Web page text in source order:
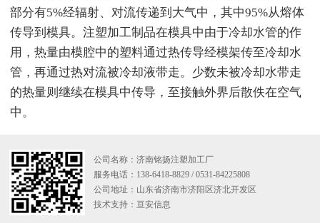
部分有5%经辐射、对流传递到大气中，其中95%从熔体
传导到模具。注塑加工制品在模具中由于冷却水管的作
用，热量由模腔中的塑料通过热传导经模架传至冷却水
管，再通过热对流被冷却液带走。少数未被冷却水带走
的热量则继续在模具中传导，至接触外界后散佚在空气
中。
公司名称：济南铭扬注塑加工厂
服务电话：138-6418-8829 / 0531-84225808
公司地址：山东省济南市济阳区济北开发区
技术支持： 亘安信息